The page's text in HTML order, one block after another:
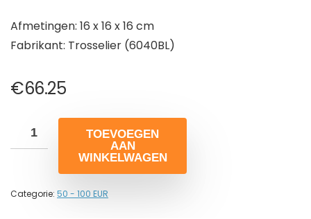
Afmetingen: 16 x 16 x 16 cm
Fabrikant: Trosselier (6040BL)
€66.25
TOEVOEGEN
AAN
WINKELWAGEN
Categorie: 50 - 100 EUR